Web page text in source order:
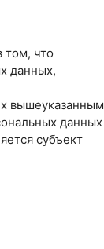
том, что
данных,
вышеуказанным
данных
субъект